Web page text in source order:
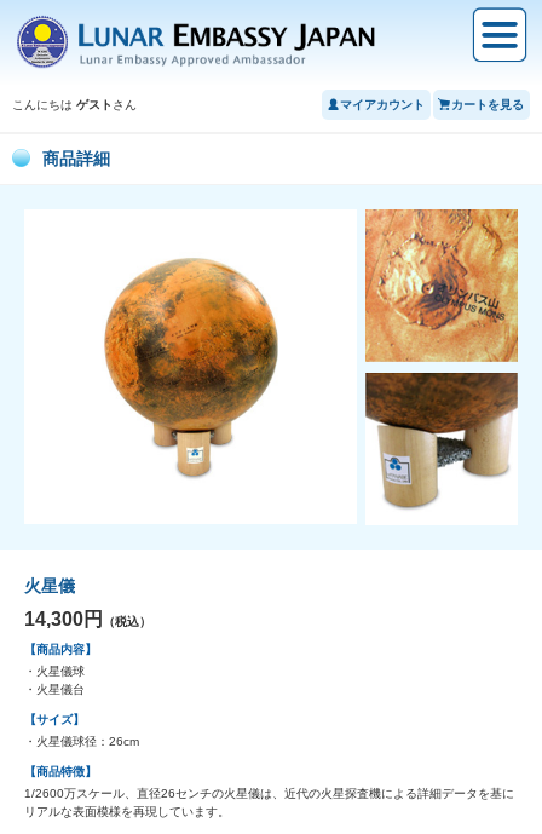
マイアカウント カートを見る
こんにちは ゲスト さん
商品詳細
火星儀
14,300円 （税込）
【商品内容】
・火星儀球
・火星儀台
【サイズ】
・火星儀球径：26cm
【商品特徴】
1/2600万スケール、直径26センチの火星儀は、近代の火星探査機による詳細データを基に
リアルな表面模様を再現しています。